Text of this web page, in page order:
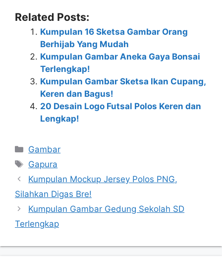
Related Posts:
Kumpulan 16 Sketsa Gambar Orang
Berhijab Yang Mudah
Kumpulan Gambar Aneka Gaya Bonsai
Terlengkap!
Kumpulan Gambar Sketsa Ikan Cupang,
Keren dan Bagus!
20 Desain Logo Futsal Polos Keren dan
Lengkap!
Categories
Gambar
Tags
Gapura
Kumpulan Mockup Jersey Polos PNG,
Silahkan Digas Bre!
Kumpulan Gambar Gedung Sekolah SD
Terlengkap